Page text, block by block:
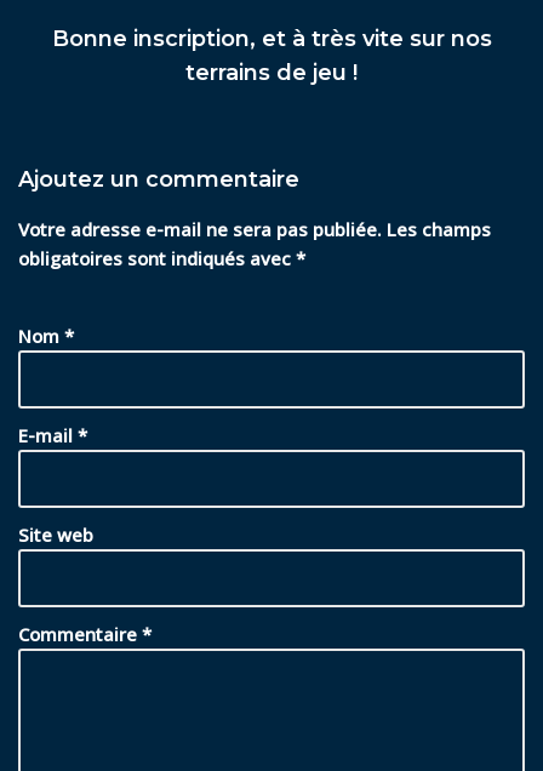
Bonne inscription, et à très vite sur nos
terrains de jeu !
Ajoutez un commentaire
Votre adresse e-mail ne sera pas publiée. Les champs
obligatoires sont indiqués avec *
Nom *
E-mail *
Site web
Commentaire *